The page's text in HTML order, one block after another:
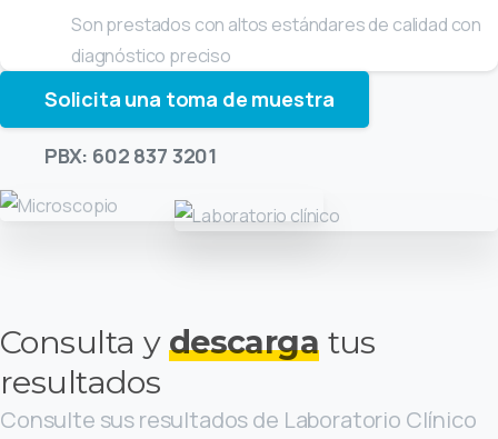
Son prestados con altos estándares de calidad con
diagnóstico preciso
Solicita una toma de muestra
PBX: 602 837 3201
Consulta y descarga tus
resultados
Consulte sus resultados de Laboratorio Clínico